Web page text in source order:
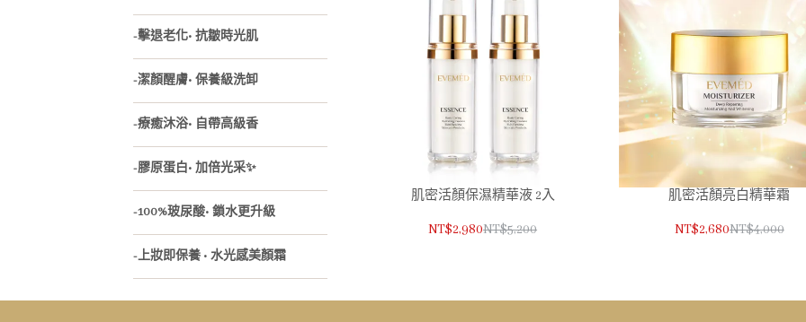
-擊退老化• 抗皺時光肌
-潔顏醒膚• 保養級洗卸
-療癒沐浴• 自帶高級香
-膠原蛋白• 加倍光采✨
-100%玻尿酸• 鎖水更升級
-上妝即保養 • 水光感美顏霜
肌密活顏保濕精華液 2入
NT$2,980NT$5,200
肌密活顏亮白精華霜
NT$2,680NT$4,000